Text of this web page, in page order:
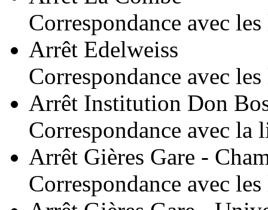
Correspondance avec
Arrêt Edelweiss
Correspondance avec
Arrêt Institution Don
Correspondance avec la
Arrêt Gières Gare -
Correspondance avec